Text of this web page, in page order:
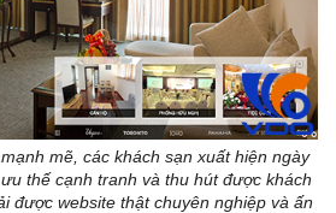
mẽ, các khách sạn xuất hiện ngày
thế cạnh tranh và thu hút được khách
được website thật chuyên nghiệp và ấn